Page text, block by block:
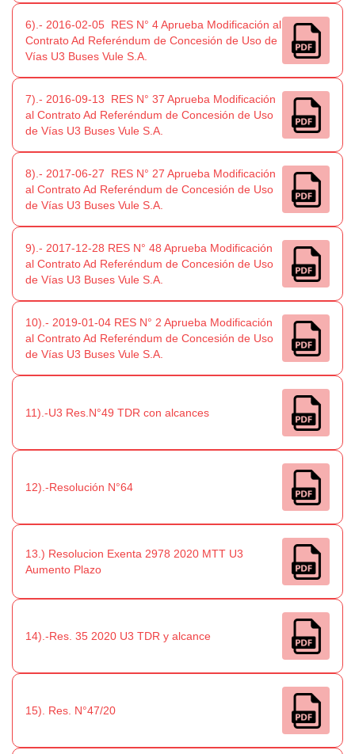
6).- 2016-02-05 RES N° 4 Aprueba Modificación al
Contrato Ad Referéndum de Concesión de Uso de
Vías U3 Buses Vule S.A.
7).- 2016-09-13 RES N° 37 Aprueba Modificación
al Contrato Ad Referéndum de Concesión de Uso
de Vías U3 Buses Vule S.A.
8).- 2017-06-27 RES N° 27 Aprueba Modificación
al Contrato Ad Referéndum de Concesión de Uso
de Vías U3 Buses Vule S.A.
9).- 2017-12-28 RES N° 48 Aprueba Modificación
al Contrato Ad Referéndum de Concesión de Uso
de Vías U3 Buses Vule S.A.
10).- 2019-01-04 RES N° 2 Aprueba Modificación
al Contrato Ad Referéndum de Concesión de Uso
de Vías U3 Buses Vule S.A.
11).-U3 Res.N°49 TDR con alcances
12).-Resolución N°64
13.) Resolucion Exenta 2978 2020 MTT U3
Aumento Plazo
14).-Res. 35 2020 U3 TDR y alcance
15). Res. N°47/20